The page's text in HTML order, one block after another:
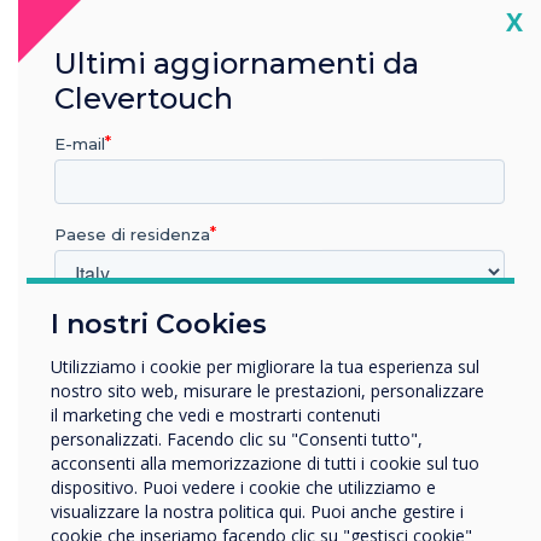
as demonstrated through our Cyber Essentials
Certification.
See what Cyber Essentials means for our
I nostri Cookies
Utilizziamo i cookie per migliorare la tua esperienza sul
nostro sito web, misurare le prestazioni, personalizzare
il marketing che vedi e mostrarti contenuti
personalizzati. Facendo clic su "Consenti tutto",
acconsenti alla memorizzazione di tutti i cookie sul tuo
dispositivo. Puoi vedere i cookie che utilizziamo e
visualizzare la nostra politica qui. Puoi anche gestire i
cookie che inseriamo facendo clic su "gestisci cookie"
X
Ultimi aggiornamenti da
Clevertouch
E-mail
Paese di residenza
In quale settore lavora?
Impresa
Altro
Nome della società